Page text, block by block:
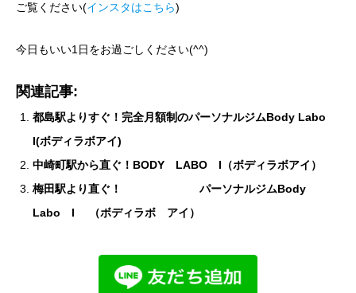
ご覧ください(インスタはこちら)
今日もいい1日をお過ごしください(^^)
関連記事:
都島駅よりすぐ！完全月額制のパーソナルジムBody Labo
I(ボディラボアイ)
中崎町駅から直ぐ！BODY LABO I（ボディラボアイ）
梅田駅より直ぐ！ パーソナルジムBody
Labo I （ボディラボ アイ）